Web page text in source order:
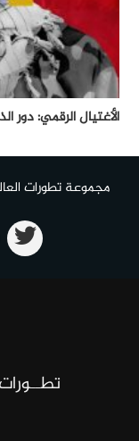
الأغتيال الرقمي:
مجموعة تطورات
تطــورات